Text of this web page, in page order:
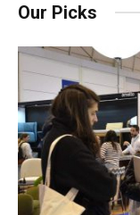
Our Picks